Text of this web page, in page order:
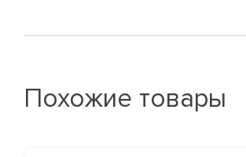
Похожие товары